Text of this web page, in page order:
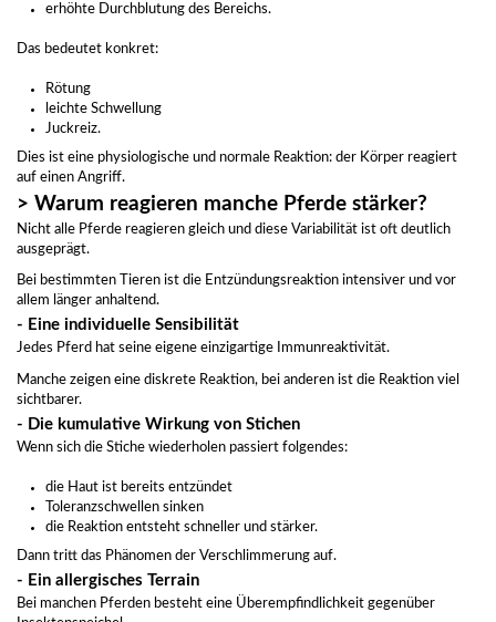
erhöhte Durchblutung des Bereichs.
Das bedeutet konkret:
Rötung
leichte Schwellung
Juckreiz.
Dies ist eine physiologische und normale Reaktion: der Körper reagiert
auf einen Angriff.
> Warum reagieren manche Pferde stärker?
Nicht alle Pferde reagieren gleich und diese Variabilität ist oft deutlich
ausgeprägt.
Bei bestimmten Tieren ist die Entzündungsreaktion intensiver und vor
allem länger anhaltend.
- Eine individuelle Sensibilität
Jedes Pferd hat seine eigene einzigartige Immunreaktivität.
Manche zeigen eine diskrete Reaktion, bei anderen ist die Reaktion viel
sichtbarer.
- Die kumulative Wirkung von Stichen
Wenn sich die Stiche wiederholen passiert folgendes:
die Haut ist bereits entzündet
Toleranzschwellen sinken
die Reaktion entsteht schneller und stärker.
Dann tritt das Phänomen der Verschlimmerung auf.
- Ein allergisches Terrain
Bei manchen Pferden besteht eine Überempfindlichkeit gegenüber